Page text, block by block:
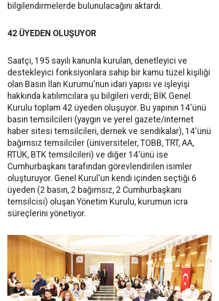
bilgilendirmelerde bulunulacağını aktardı.
42 ÜYEDEN OLUŞUYOR
Saatçi, 195 sayılı kanunla kurulan, denetleyici ve
destekleyici fonksiyonlara sahip bir kamu tüzel kişiliği
olan Basın İlan Kurumu'nun idari yapısı ve işleyişi
hakkında katılımcılara şu bilgileri verdi; BİK Genel
Kurulu toplam 42 üyeden oluşuyor. Bu yapının 14'ünü
basın temsilcileri (yaygın ve yerel gazete/internet
haber sitesi temsilcileri, dernek ve sendikalar), 14'ünü
bağımsız temsilciler (üniversiteler, TOBB, TRT, AA,
RTÜK, BTK temsilcileri) ve diğer 14'ünü ise
Cumhurbaşkanı tarafından görevlendirilen isimler
oluşturuyor. Genel Kurul'un kendi içinden seçtiği 6
üyeden (2 basın, 2 bağımsız, 2 Cumhurbaşkanı
temsilcisi) oluşan Yönetim Kurulu, kurumun icra
süreçlerini yönetiyor.